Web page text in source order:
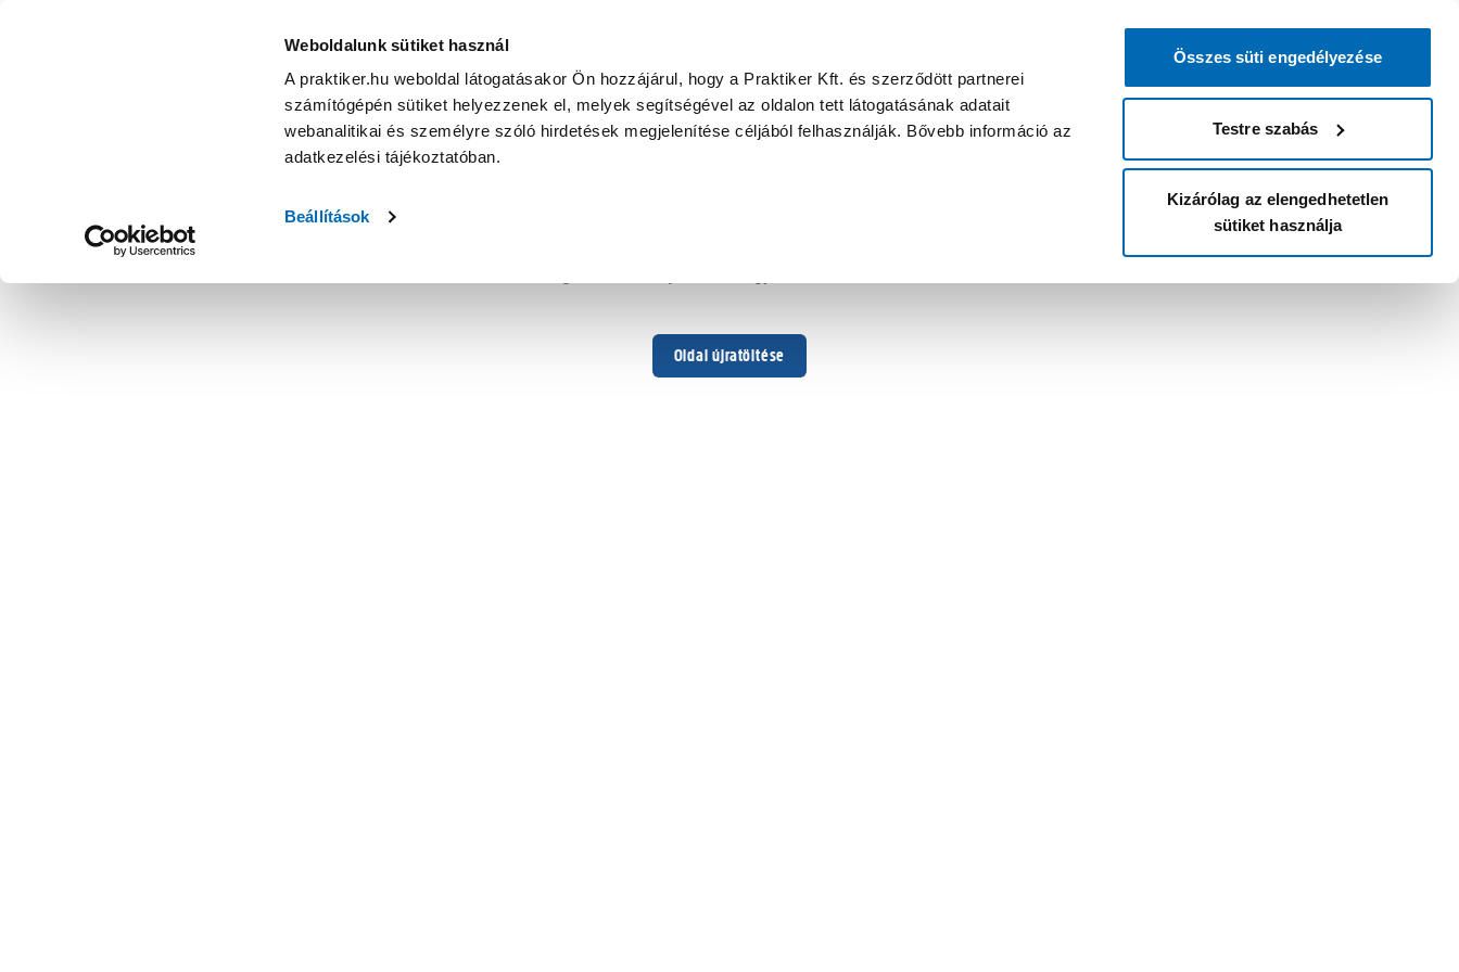
Weboldalunk sütiket használ
A praktiker.hu weboldal látogatásakor Ön hozzájárul, hogy a Praktiker Kft. és szerződött partnerei
számítógépén sütiket helyezzenek el, melyek segítségével az oldalon tett látogatásának adatait
webanalitikai és személyre szóló hirdetések megjelenítése céljából felhasználják. Bővebb információ az
adatkezelési tájékoztatóban.
Beállítások
Összes süti engedélyezése
Testre szabás
Kizárólag az elengedhetetlen
sütiket használja
Oldal újratöltése